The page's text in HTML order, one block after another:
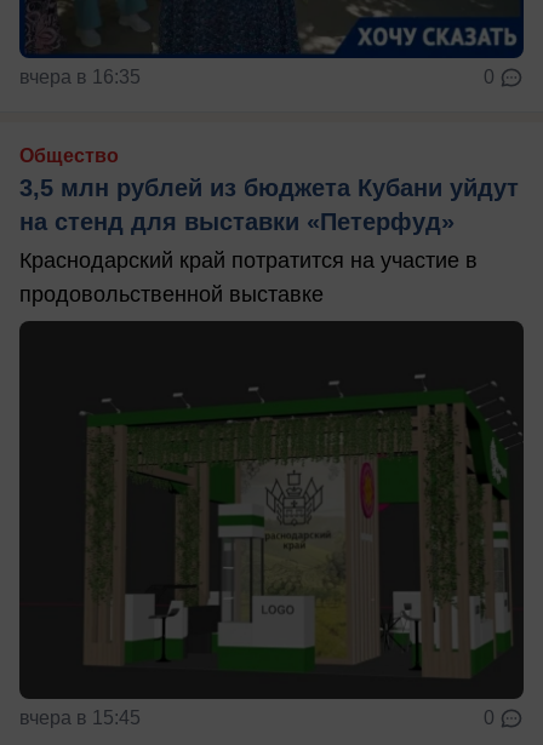
вчера в 16:35 0
Общество
3,5 млн рублей из бюджета Кубани уйдут
на стенд для выставки «Петерфуд»
Краснодарский край потратится на участие в
продовольственной выставке
вчера в 15:45 0